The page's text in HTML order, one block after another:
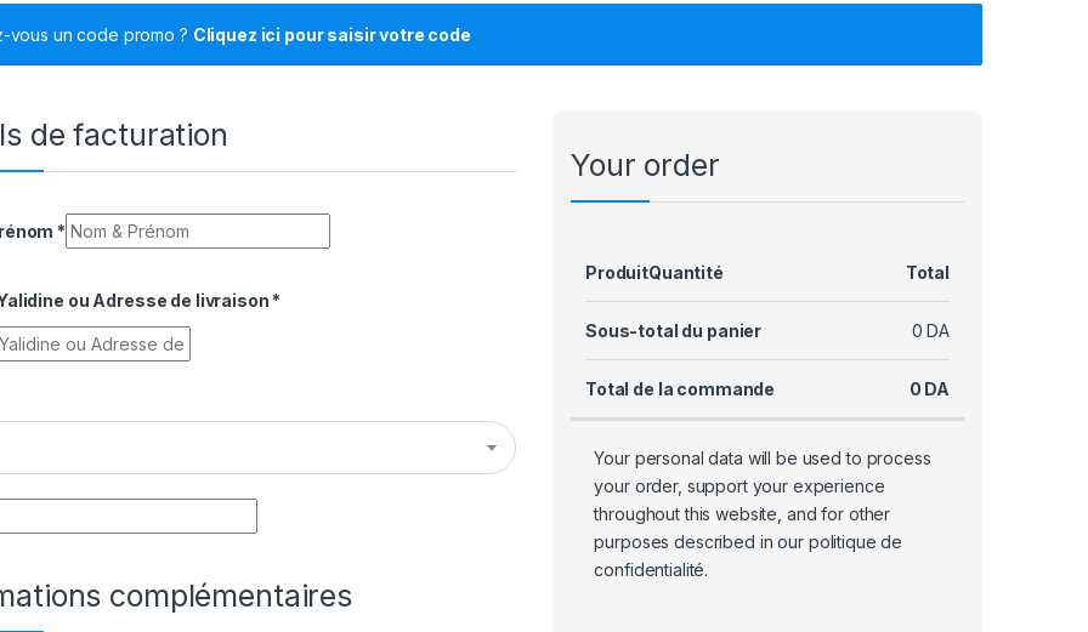
vous un code promo ? Cliquez ici pour saisir votre code
de facturation
*
ou Adresse de livraison *
complémentaires
Your order
ProduitQuantité Total
Sous-total du panier 0 DA
Total de la commande 0 DA
Your personal data will be used to process
your order, support your experience
throughout this website, and for other
purposes described in our politique de
confidentialité.